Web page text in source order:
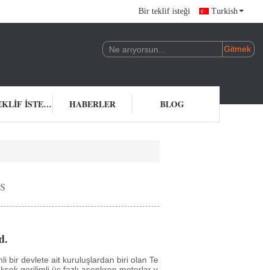
Bir teklif isteği Turkish
BIR TEKLIF ISTEĞI HABERLER BLOG
bir devlete ait kuruluşlardan biri olan Te